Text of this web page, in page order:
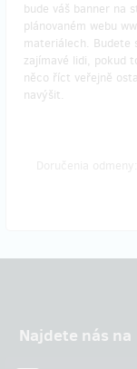
bude váš banner na
plánovaném webu
materiálech. Budete
zajímavé lidi, pokud
něco říct veřejně
navýšit.
Najdete nás na